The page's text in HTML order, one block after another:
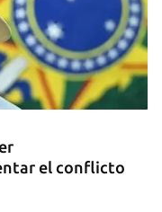
el conflicto